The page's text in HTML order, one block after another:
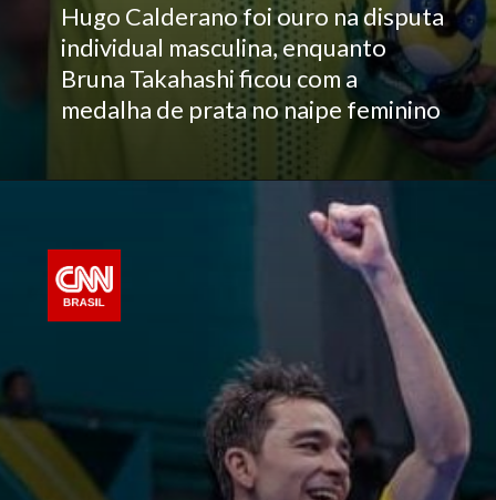
Hugo Calderano foi ouro na disputa
individual masculina, enquanto
Bruna Takahashi ficou com a
medalha de prata no naipe feminino